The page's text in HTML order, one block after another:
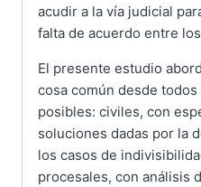
acudir a la vía judicial
falta de acuerdo entre
El presente estudio
cosa común desde
posibles: civiles, con
soluciones dadas por la
los casos de
procesales, con análisis